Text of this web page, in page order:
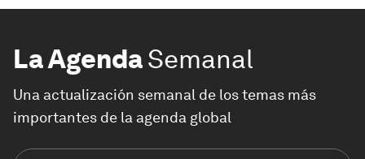
La AgendaSemanal
Una actualización semanal de los temas más
importantes de la agenda global